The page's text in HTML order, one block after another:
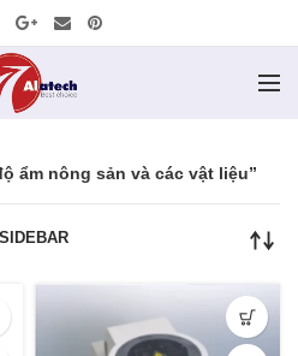
ẩm nông sản và các vật liệu”